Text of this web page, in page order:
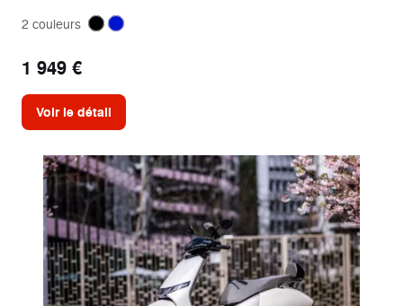
2 couleurs
1 949 €
Voir le détail